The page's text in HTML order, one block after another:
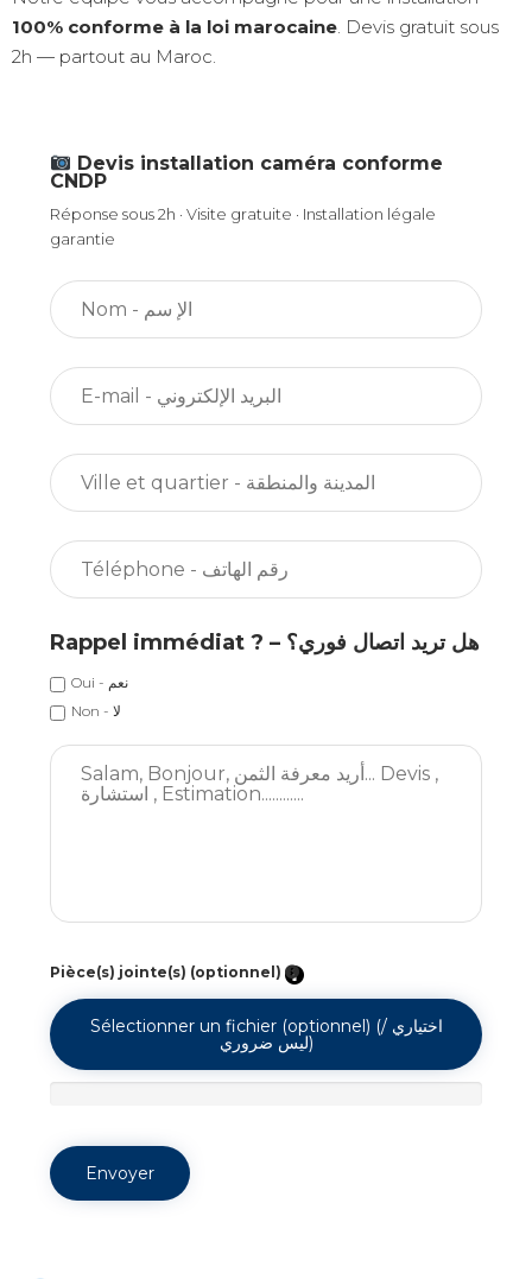
100% conforme à la loi marocaine. Devis gratuit sous
2h — partout au Maroc.
Devis installation caméra conforme
CNDP
Réponse sous 2h · Visite gratuite · Installation légale
garantie
Rappel immédiat ? – هل تريد اتصال فوري؟
Oui - نعم
Non - لا
Pièce(s) jointe(s) (optionnel)
Sélectionner un fichier (optionnel) (اختياري /
ليس ضروري)